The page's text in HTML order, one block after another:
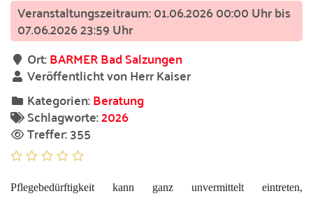
01.06.2026 00:00 Uhr bis
07.06.2026 23:59 Uhr
Ort:BARMER Bad Salzungen
Veröffentlicht von Herr Kaiser
Kategorien:Beratung
Schlagworte:2026
Treffer: 355
Pflegebedürftigkeit kann ganz unvermittelt eintreten,